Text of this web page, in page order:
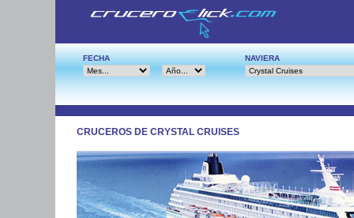
FECHA NAVIERA
CRUCEROS DE CRYSTAL CRUISES